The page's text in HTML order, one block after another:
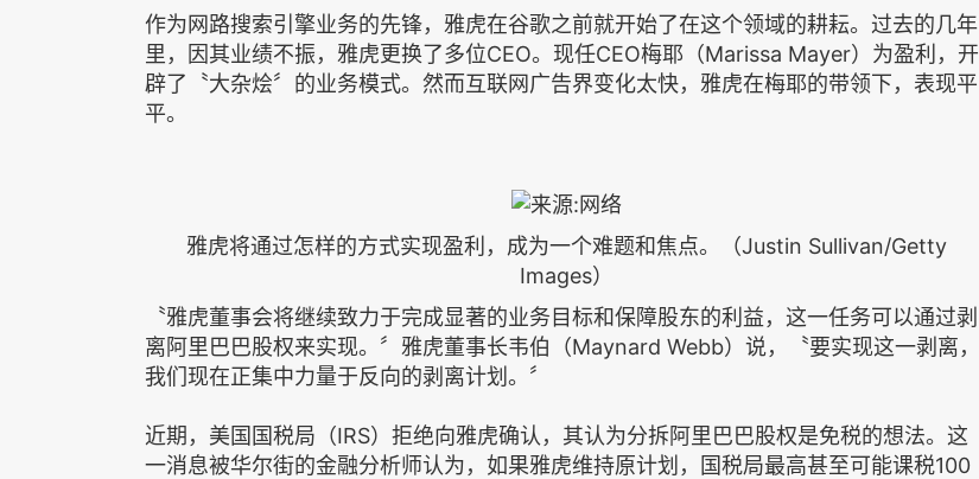
作为网路搜索引擎业务的先锋，雅虎在谷歌之前就开始了在这个领域的耕耘。过去的几年
里，因其业绩不振，雅虎更换了多位CEO。现任CEO梅耶（Marissa Mayer）为盈利，开
辟了〝大杂烩〞的业务模式。然而互联网广告界变化太快，雅虎在梅耶的带领下，表现平
平。
雅虎将通过怎样的方式实现盈利，成为一个难题和焦点。（Justin Sullivan/Getty
Images）
〝雅虎董事会将继续致力于完成显著的业务目标和保障股东的利益，这一任务可以通过剥
离阿里巴巴股权来实现。〞雅虎董事长韦伯（Maynard Webb）说，〝要实现这一剥离，
我们现在正集中力量于反向的剥离计划。〞
近期，美国国税局（IRS）拒绝向雅虎确认，其认为分拆阿里巴巴股权是免税的想法。这
一消息被华尔街的金融分析师认为，如果雅虎维持原计划，国税局最高甚至可能课税100